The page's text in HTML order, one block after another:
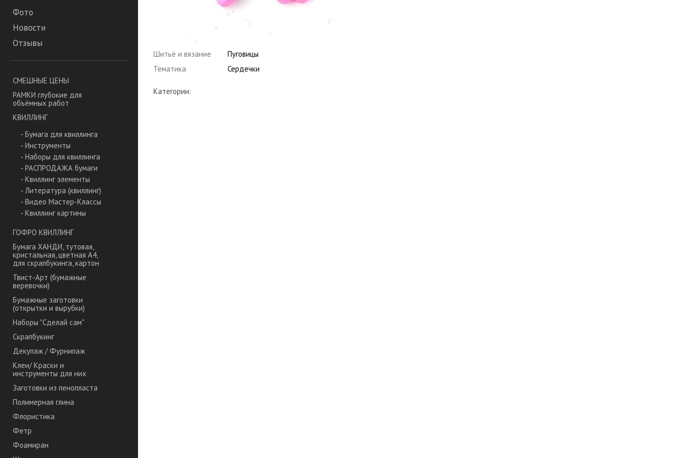
Фото
Новости
Отзывы
СМЕШНЫЕ ЦЕНЫ
РАМКИ глубокие для
объёмных работ
КВИЛЛИНГ
- Бумага для квиллинга
- Инструменты
- Наборы для квиллинга
- РАСПРОДАЖА бумаги
- Квиллинг элементы
- Литература (квиллинг)
- Видео Мастер-Классы
- Квиллинг картины
ГОФРО КВИЛЛИНГ
Бумага ХАНДИ, тутовая,
кристальная, цветная А4,
для скрапбукинга, картон
Твист-Арт (бумажные
веревочки)
Бумажные заготовки
(открытки и вырубки)
Наборы "Сделай сам"
Скрапбукинг
Декупаж / Фурнипаж
Клеи/ Краски и
инструменты для них
Заготовки из пенопласта
Полимерная глина
Флористика
Фетр
Фоамиран
Шитьё и вязание
Пуговицы
Тематика
Сердечки
Категории: